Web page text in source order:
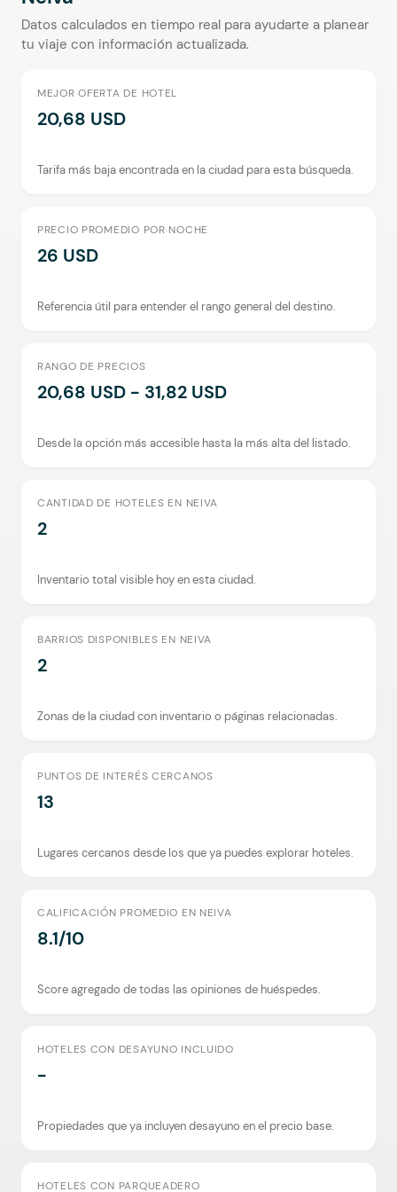
Datos calculados en tiempo real para ayudarte a planear
tu viaje con información actualizada.
MEJOR OFERTA DE HOTEL
20,68 USD
Tarifa más baja encontrada en la ciudad para esta búsqueda.
PRECIO PROMEDIO POR NOCHE
26 USD
Referencia útil para entender el rango general del destino.
RANGO DE PRECIOS
20,68 USD - 31,82 USD
Desde la opción más accesible hasta la más alta del listado.
CANTIDAD DE HOTELES EN NEIVA
2
Inventario total visible hoy en esta ciudad.
BARRIOS DISPONIBLES EN NEIVA
2
Zonas de la ciudad con inventario o páginas relacionadas.
PUNTOS DE INTERÉS CERCANOS
13
Lugares cercanos desde los que ya puedes explorar hoteles.
CALIFICACIÓN PROMEDIO EN NEIVA
8.1/10
Score agregado de todas las opiniones de huéspedes.
HOTELES CON DESAYUNO INCLUIDO
-
Propiedades que ya incluyen desayuno en el precio base.
HOTELES CON PARQUEADERO